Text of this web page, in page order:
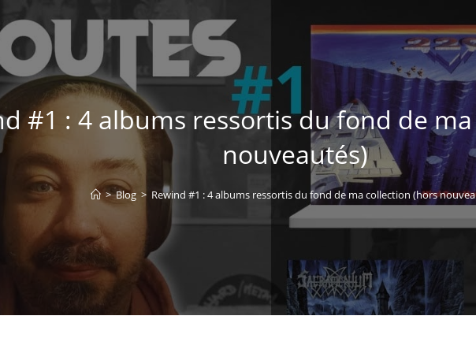
#1 : 4 albums ressortis du fond de
nouveautés)
> Blog > Rewind #1 : 4 albums ressortis du fond de ma collection (hors